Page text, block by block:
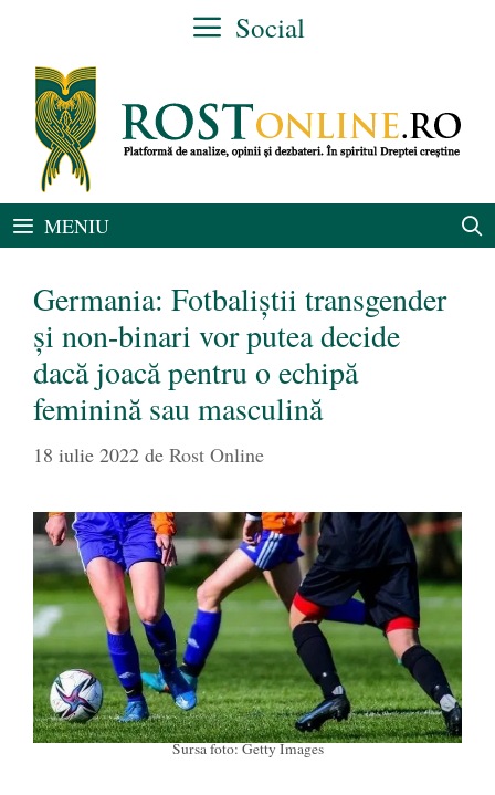
conținut
Social
MENIU
Germania: Fotbaliştii transgender
şi non-binari vor putea decide
dacă joacă pentru o echipă
feminină sau masculină
18 iulie 2022 de Rost Online
Sursa foto: Getty Images